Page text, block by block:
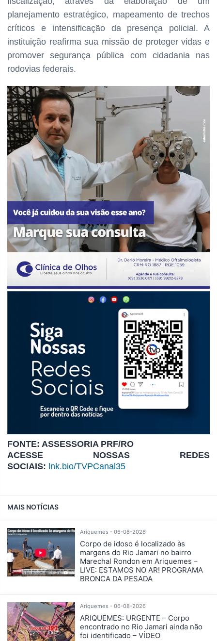
planejamento estratégico, mapeamento de trechos
críticos e intensificação da presença policial. A
instituição reafirma sua missão de proteger vidas e
promover segurança pública com cidadania nas
rodovias federais.
FONTE: ASSESSORIA PRF/RO
ACESSE NOSSAS REDES
SOCIAIS: lnk.bio/TVPCanal35
MAIS NOTÍCIAS
Ariquemes - 06-08-2026
Corpo de idoso é localizado às
margens do Rio Jamari no bairro
Marechal Rondon em Ariquemes –
LIVE: ESTAMOS NO AR! PROGRAMA
BRONCA DA PESADA
Ariquemes - 06-08-2026
ARIQUEMES: URGENTE – Corpo
encontrado no Rio Jamari ainda não
foi identificado – VÍDEO